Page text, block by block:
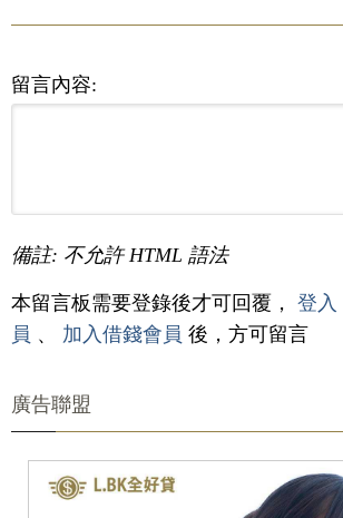
留言內容:
備註: 不允許 HTML 語法
本留言板需要登錄後才可回覆， 登入
員 、 加入借錢會員 後，方可留言
廣告聯盟